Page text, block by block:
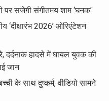
सजेगी संगीतमय शाम ‘घनक’
‘दीक्षारंभ 2026’ ओरिएंटेशन
दर्दनाक हादसे में घायल युवक की
जान
के साथ दुष्कर्म, वीडियो सामने